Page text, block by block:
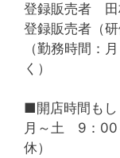
登録販売者 田
登録販売者（
（勤務時間：
く）
■開店時間もし
月～土 9：00
休）